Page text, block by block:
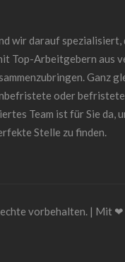
wir darauf
Top-Arbeitgebern aus
Ganz
oder befristete
Team ist für Sie da,
Stelle zu finden.
vorbehalten. | Mit